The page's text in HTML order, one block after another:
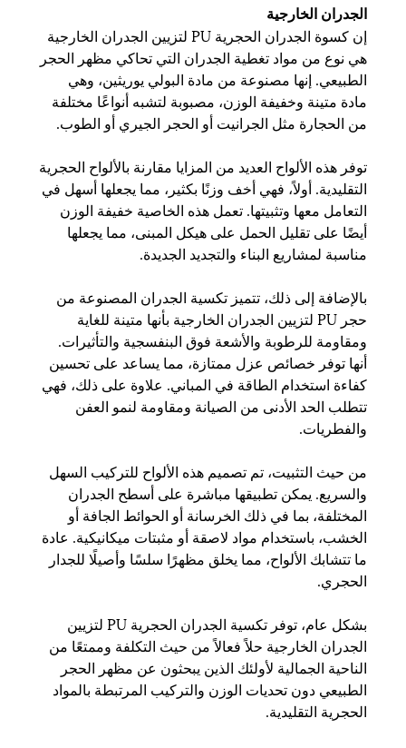
الجدران الخارجية
إن كسوة الجدران الحجرية PU لتزيين الجدران الخارجية
هي نوع من مواد تغطية الجدران التي تحاكي مظهر الحجر
الطبيعي. إنها مصنوعة من مادة البولي يوريثين، وهي
مادة متينة وخفيفة الوزن، مصبوبة لتشبه أنواعًا مختلفة
من الحجارة مثل الجرانيت أو الحجر الجيري أو الطوب.
توفر هذه الألواح العديد من المزايا مقارنة بالألواح الحجرية
التقليدية. أولاً، فهي أخف وزنًا بكثير، مما يجعلها أسهل في
التعامل معها وتثبيتها. تعمل هذه الخاصية خفيفة الوزن
أيضًا على تقليل الحمل على هيكل المبنى، مما يجعلها
مناسبة لمشاريع البناء والتجديد الجديدة.
بالإضافة إلى ذلك، تتميز تكسية الجدران المصنوعة من
حجر PU لتزيين الجدران الخارجية بأنها متينة للغاية
ومقاومة للرطوبة والأشعة فوق البنفسجية والتأثيرات.
أنها توفر خصائص عزل ممتازة، مما يساعد على تحسين
كفاءة استخدام الطاقة في المباني. علاوة على ذلك، فهي
تتطلب الحد الأدنى من الصيانة ومقاومة لنمو العفن
والفطريات.
من حيث التثبيت، تم تصميم هذه الألواح للتركيب السهل
والسريع. يمكن تطبيقها مباشرة على أسطح الجدران
المختلفة، بما في ذلك الخرسانة أو الحوائط الجافة أو
الخشب، باستخدام مواد لاصقة أو مثبتات ميكانيكية. عادة
ما تتشابك الألواح، مما يخلق مظهرًا سلسًا وأصيلًا للجدار
الحجري.
بشكل عام، توفر تكسية الجدران الحجرية PU لتزيين
الجدران الخارجية حلاً فعالاً من حيث التكلفة وممتعًا من
الناحية الجمالية لأولئك الذين يبحثون عن مظهر الحجر
الطبيعي دون تحديات الوزن والتركيب المرتبطة بالمواد
الحجرية التقليدية.